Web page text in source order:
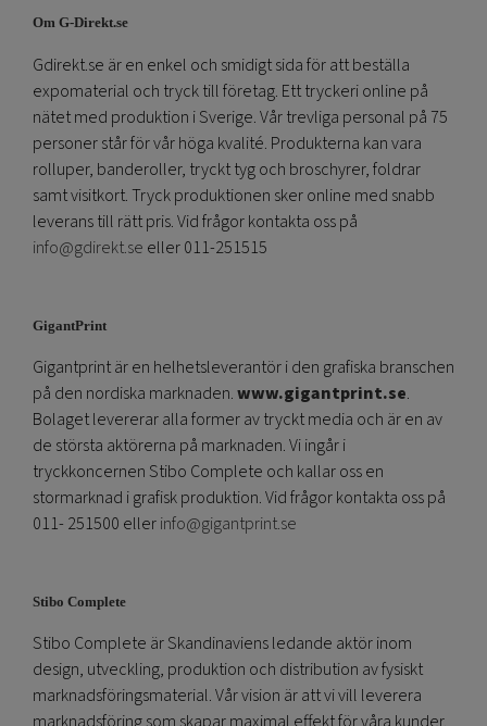
Om G-Direkt.se
Gdirekt.se är en enkel och smidigt sida för att beställa
expomaterial och tryck till företag. Ett tryckeri online på
nätet med produktion i Sverige. Vår trevliga personal på 75
personer står för vår höga kvalité. Produkterna kan vara
rolluper, banderoller, tryckt tyg och broschyrer, foldrar
samt visitkort. Tryck produktionen sker online med snabb
leverans till rätt pris. Vid frågor kontakta oss på
info@gdirekt.se eller 011-251515
GigantPrint
Gigantprint är en helhetsleverantör i den grafiska branschen
på den nordiska marknaden.www.gigantprint.se.
Bolaget levererar alla former av tryckt media och är en av
de största aktörerna på marknaden. Vi ingår i
tryckkoncernen Stibo Complete och kallar oss en
stormarknad i grafisk produktion. Vid frågor kontakta oss på
011- 251500 ellerinfo@gigantprint.se
Stibo Complete
Stibo Complete är Skandinaviens ledande aktör inom
design, utveckling, produktion och distribution av fysiskt
marknadsföringsmaterial. Vår vision är att vi vill leverera